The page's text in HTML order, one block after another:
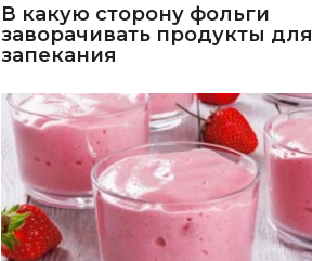
В какую сторону фольги
заворачивать продукты для
запекания